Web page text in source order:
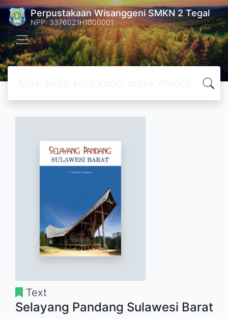
Perpustakaan Wisanggeni SMKN 2 Tegal
NPP: 3376021H1000001
Text
Selayang Pandang Sulawesi Barat